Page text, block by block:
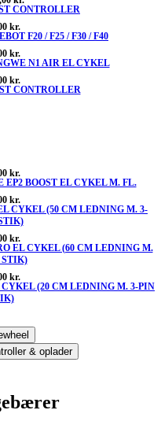
CONTROLLER
kr.
F20 / F25 / F30 / F40
kr.
N1 AIR EL CYKEL
kr.
CONTROLLER
kr.
EP2 BOOST EL CYKEL M. FL.
kr.
CYKEL (50 CM LEDNING M. 3-
kr.
EL CYKEL (60 CM LEDNING M.
STIK)
kr.
(20 CM LEDNING M. 3-PIN
& oplader